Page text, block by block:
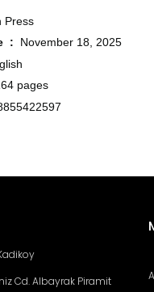
Press
Publication date ‏ : ‎ November 18, 2025
pages
için teşekkür ederiz.
bozuk veya
bulunuyor.
daha pahalı.
Cd. Albayrak Piramit